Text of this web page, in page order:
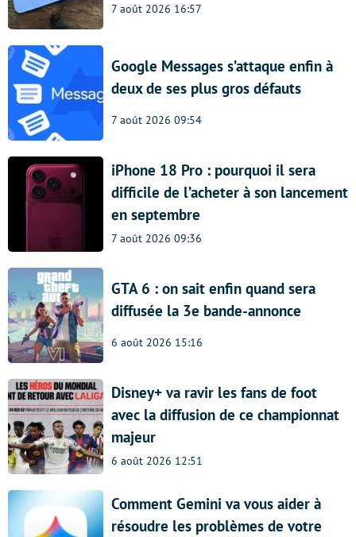
7 août 2026 16:57
Google Messages s’attaque enfin à
deux de ses plus gros défauts
7 août 2026 09:54
iPhone 18 Pro : pourquoi il sera
difficile de l’acheter à son lancement
en septembre
7 août 2026 09:36
GTA 6 : on sait enfin quand sera
diffusée la 3e bande-annonce
6 août 2026 15:16
Disney+ va ravir les fans de foot
avec la diffusion de ce championnat
majeur
6 août 2026 12:51
Comment Gemini va vous aider à
résoudre les problèmes de votre